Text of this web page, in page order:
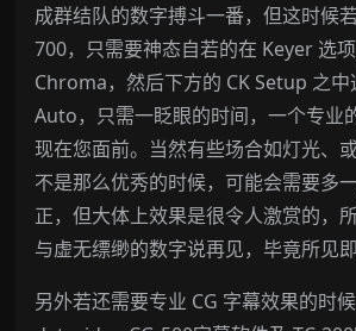
成群结队的数字搏斗一番，但这时候
700，只需要神态自若的在 Keyer 选
Chroma，然后下方的 CK Setup 之中
Auto，只需一眨眼的时间，一个专业
现在您面前。当然有些场合如灯光、
不是那么优秀的时候，可能会需要多
正，但大体上效果是很令人激赏的，
与虚无缥缈的数字说再见，毕竟所见
另外若还需要专业 CG 字幕效果的时